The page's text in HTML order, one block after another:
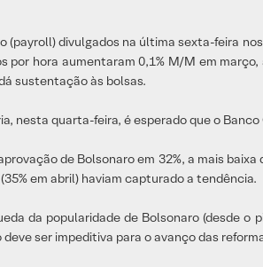
(payroll) divulgados na última sexta-feira
por hora aumentaram 0,1% M/M em
sustentação às bolsas.
nesta quarta-feira, é esperado que o
de Bolsonaro em 32%, a mais
em abril) haviam capturado a tendência.
da popularidade de Bolsonaro (desde
ser impeditiva para o avanço das